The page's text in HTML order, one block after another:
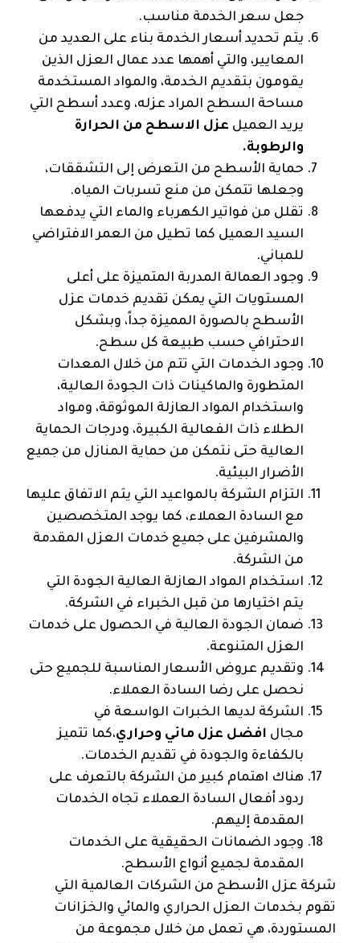
جعل سعر الخدمة مناسب.
يتم تحديد أسعار الخدمة بناء على العديد من
المعايير، والتي أهمها عدد عمال العزل الذين
يقومون بتقديم الخدمة، والمواد المستخدمة
مساحة السطح المراد عزله، وعدد أسطح التي
يريد العميل عزل الاسطح من الحرارة
والرطوبة.
حماية الأسطح من التعرض إلى التشققات،
وجعلها تتمكن من منع تسربات المياه.
تقلل من فواتير الكهرباء والماء التي يدفعها
السيد العميل كما تطيل من العمر الافتراضي
للمباني.
وجود العمالة المدربة المتميزة على أعلى
المستويات التي يمكن تقديم خدمات عزل
الأسطح بالصورة المميزة جداً، وبشكل
الاحترافي حسب طبيعة كل سطح.
وجود الخدمات التي تتم من خلال المعدات
المتطورة والماكينات ذات الجودة العالية،
واستخدام المواد العازلة الموثوقة، ومواد
الطلاء ذات الفعالية الكبيرة، ودرجات الحماية
العالية حتى نتمكن من حماية المنازل من جميع
الأضرار البيئية.
التزام الشركة بالمواعيد التي يتم الاتفاق عليها
مع السادة العملاء، كما يوجد المتخصصين
والمشرفين على جميع خدمات العزل المقدمة
من الشركة.
استخدام المواد العازلة العالية الجودة التي
يتم اختيارها من قبل الخبراء في الشركة.
ضمان الجودة العالية في الحصول على خدمات
العزل المتنوعة.
وتقديم عروض الأسعار المناسبة للجميع حتى
نحصل على رضا السادة العملاء.
الشركة لديها الخبرات الواسعة في
مجال افضل عزل مائي وحراري،كما تتميز
بالكفاءة والجودة في تقديم الخدمات.
هناك اهتمام كبير من الشركة بالتعرف على
ردود أفعال السادة العملاء تجاه الخدمات
المقدمة إليهم.
وجود الضمانات الحقيقية على الخدمات
المقدمة لجميع أنواع الأسطح.
شركة عزل الأسطح من الشركات العالمية التي
تقوم بخدمات العزل الحراري والمائي والخزانات
المستوردة، هي تعمل من خلال مجموعة من